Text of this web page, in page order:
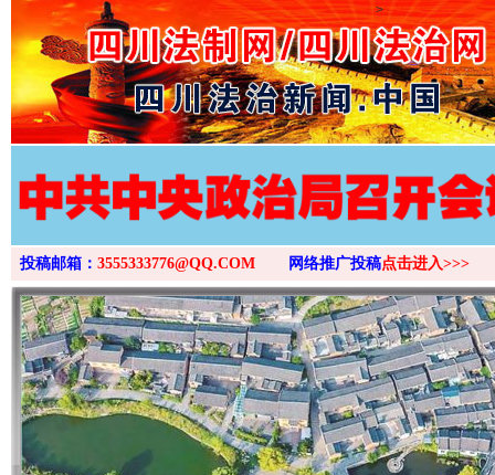
>
投稿邮箱： 3555333776@QQ.COM 网络推广投稿点击进入>>>